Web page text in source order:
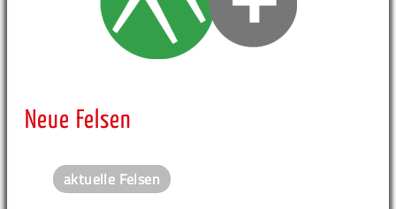
Neue Felsen
aktuelle Felsen